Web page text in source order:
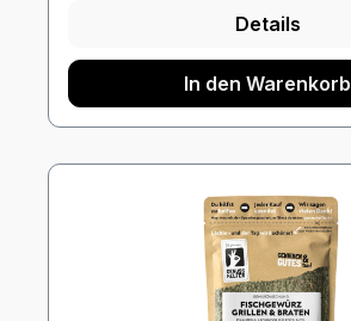
Details
In den Warenkorb